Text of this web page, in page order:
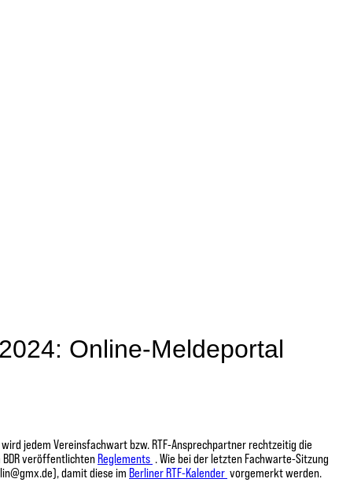
Online-Meldeportal
wird jedem Vereinsfachwart bzw. RTF-Ansprechpartner rechtzeitig die
veröffentlichten Reglements . Wie bei der letzten Fachwarte-Sitzung
damit diese im Berliner RTF-Kalender vorgemerkt werden.